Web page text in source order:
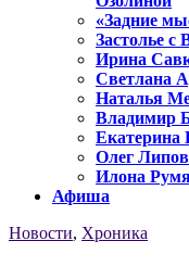
«Задние
Застолье
Ирина
Светлана
Наталья
Владимир
Екатерина
Олег
Илона
Афиша
Новости, Хроника